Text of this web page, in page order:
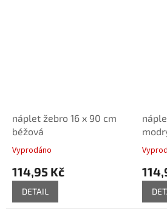
náplet žebro 16 x 90 cm
béžová
Vyprodáno
114,95 Kč
DETAIL